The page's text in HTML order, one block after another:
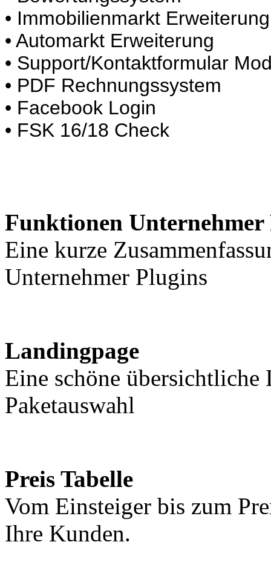
• Immobilienmarkt Erweiterung
• Automarkt Erweiterung
• Support/Kontaktformular
• PDF Rechnungssystem
• Facebook Login
• FSK 16/18 Check
Funktionen Unternehmer
Eine kurze
Unternehmer Plugins
Landingpage
Eine schöne
Paketauswahl
Preis Tabelle
Vom Einsteiger bis zum
Ihre Kunden.